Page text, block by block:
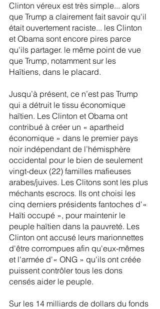
Clinton véreux est très simple... alors
que Trump a clairement fait savoir qu'il
était ouvertement raciste... les Clinton
et Obama sont encore pires parce
qu'ils partager. le même point de vue
que Trump, notamment sur les
Haïtiens, dans le placard.
Jusqu’à présent, ce n’est pas Trump
qui a détruit le tissu économique
haïtien. Les Clinton et Obama ont
contribué à créer un « apartheid
économique » dans le premier pays
noir indépendant de l’hémisphère
occidental pour le bien de seulement
vingt-deux (22) familles mafieuses
arabes/juives. Les Clitons sont les plus
méchants escrocs. Ils ont choisi les
cinq derniers présidents fantoches d'«
Haïti occupé », pour maintenir le
peuple haïtien dans la pauvreté. Les
Clinton ont accusé leurs marionnettes
d'être corrompues afin qu'eux-mêmes
et l'armée d'« ONG » qu'ils ont créée
puissent contrôler tous les dons
censés aider le peuple.
Sur les 14 milliards de dollars du fonds